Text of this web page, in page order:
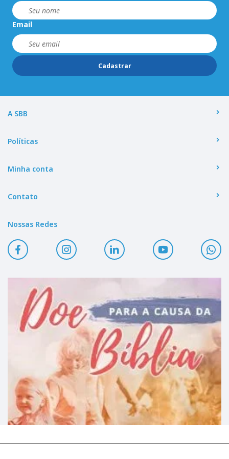
Email
Cadastrar
A SBB
Políticas
Minha conta
Contato
Nossas Redes